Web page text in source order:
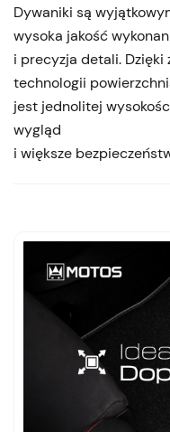
Dywaniki są
wysoka jakość
i precyzja detali. Dzięki
technologii
jest jednolitej
wygląd
i większe